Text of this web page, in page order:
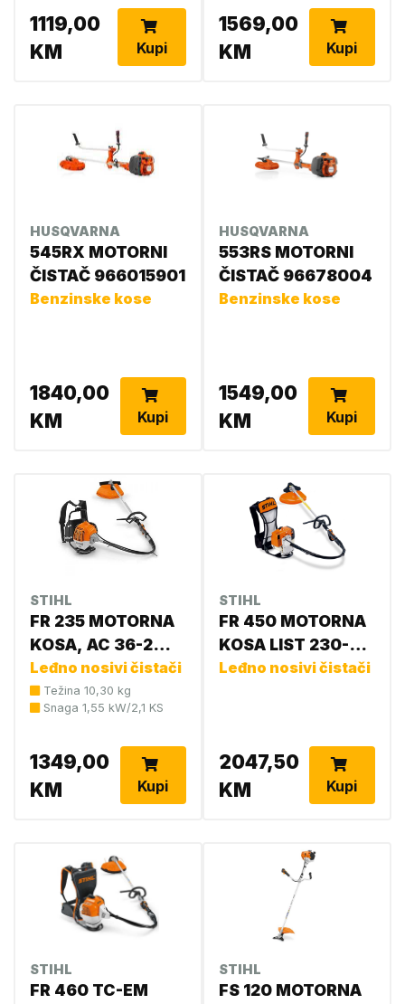
1119,00
KM
Kupi
1569,00
KM
Kupi
HUSQVARNA
545RX MOTORNI
ČISTAČ 966015901
Benzinske kose
1840,00
KM
Kupi
HUSQVARNA
553RS MOTORNI
ČISTAČ 96678004
Benzinske kose
1549,00
KM
Kupi
STIHL
FR 235 MOTORNA
KOSA, AC 36-2
4151 200 0016
Leđno nosivi čistači
Težina 10,30 kg
Snaga 1,55 kW/2,1 KS
1349,00
KM
Kupi
STIHL
FR 450 MOTORNA
KOSA LIST 230-4
4128 207 0000
Leđno nosivi čistači
2047,50
KM
Kupi
STIHL
FR 460 TC-EM
STIHL
FS 120 MOTORNA